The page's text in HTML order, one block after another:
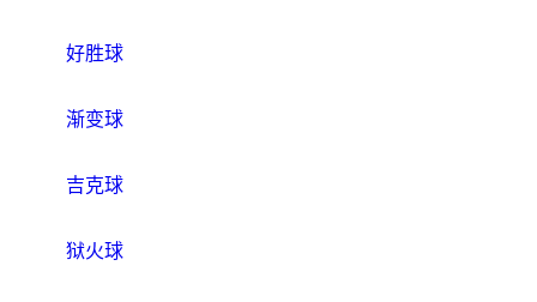
好胜球
渐变球
吉克球
狱火球